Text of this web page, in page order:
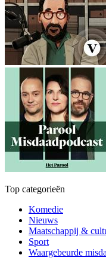
Top categorieën
Komedie
Nieuws
Maatschappij &
Sport
Waargebeurde